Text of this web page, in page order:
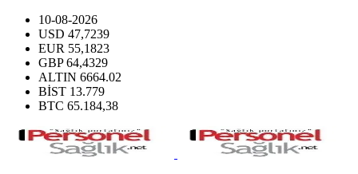
10-08-2026
USD 47,7239
EUR 55,1823
GBP64,4329
ALTIN 6664.02
BİST 13.779
BTC 65.184,38